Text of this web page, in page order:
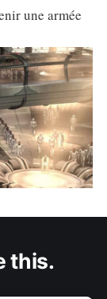
une armée
this.